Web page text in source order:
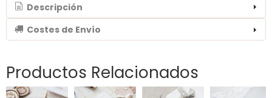
Descripción
Costes de Envío
Productos Relacionados